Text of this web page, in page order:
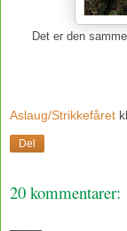
Det er den
Aslaug/Strikkefåret kl.
Del
20 kommentarer: